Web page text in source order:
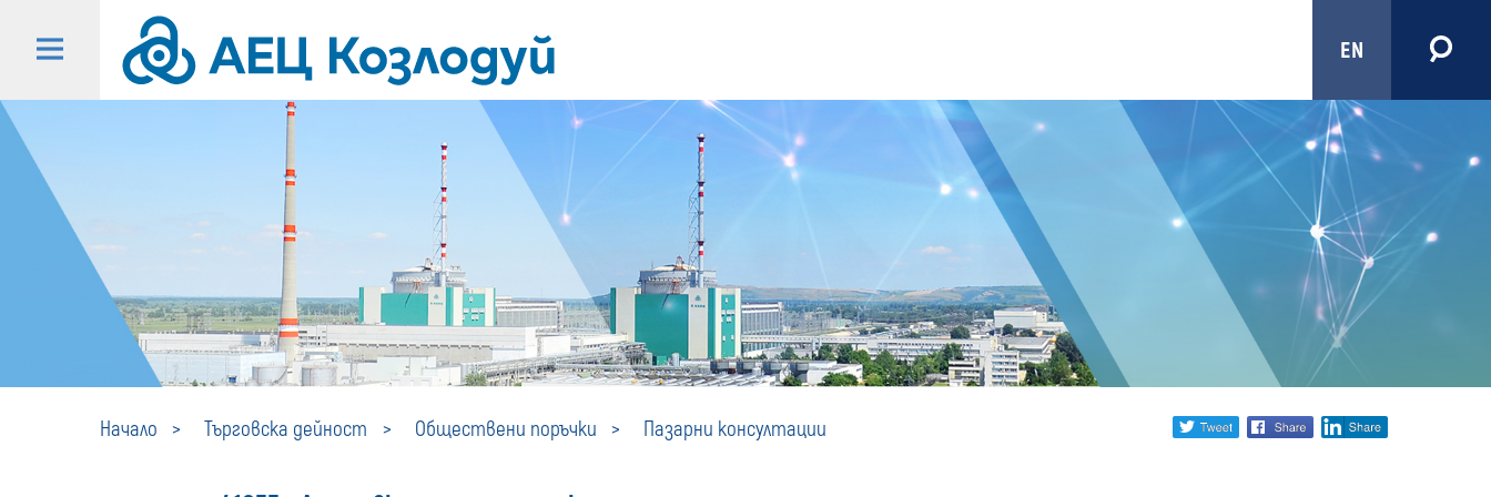
EN
Начало Търговска дейност Обществени поръчки Пазарни консултации
Пазарни
Share
twitter facebook